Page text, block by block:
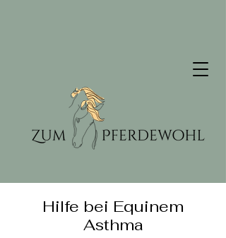
Hilfe bei Equinem
Asthma